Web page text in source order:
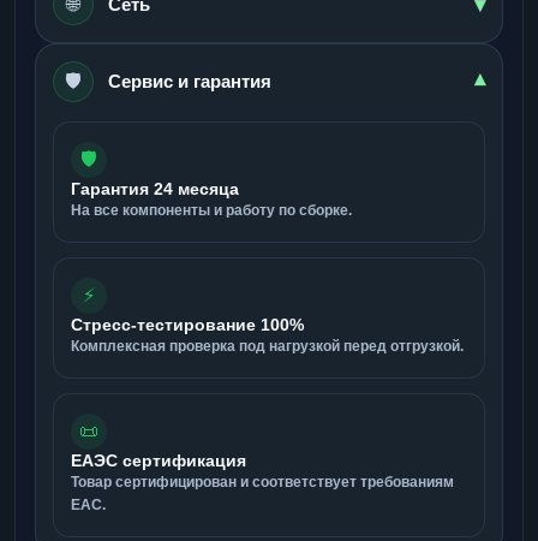
🛡️ Сервис и гарантия ▾
🛡️
Гарантия 24 месяца
На все компоненты и работу по сборке.
⚡
Стресс-тестирование 100%
Комплексная проверка под нагрузкой перед отгрузкой.
📜
ЕАЭС сертификация
Товар сертифицирован и соответствует требованиям
ЕАС.